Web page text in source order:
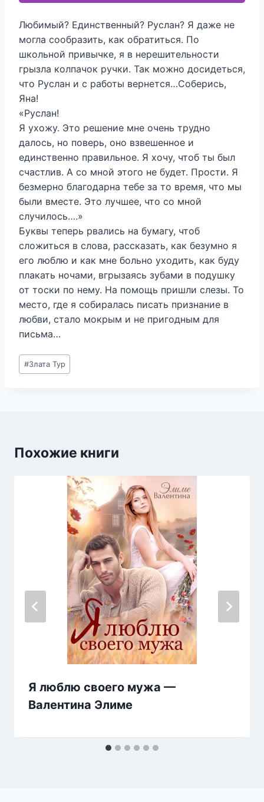
Любимый? Единственный? Руслан? Я даже не
могла сообразить, как обратиться. По
школьной привычке, я в нерешительности
грызла колпачок ручки. Так можно досидеться,
что Руслан и с работы вернется…Соберись,
Яна!
«Руслан!
Я ухожу. Это решение мне очень трудно
далось, но поверь, оно взвешенное и
единственно правильное. Я хочу, чтоб ты был
счастлив. А со мной этого не будет. Прости. Я
безмерно благодарна тебе за то время, что мы
были вместе. Это лучшее, что со мной
случилось….»
Буквы теперь рвались на бумагу, чтоб
сложиться в слова, рассказать, как безумно я
его люблю и как мне больно уходить, как буду
плакать ночами, вгрызаясь зубами в подушку
от тоски по нему. На помощь пришли слезы. То
место, где я собиралась писать признание в
любви, стало мокрым и не пригодным для
письма…
Метки
записи:
#Злата Тур
Похожие книги
Я люблю своего мужа —
Валентина Элиме